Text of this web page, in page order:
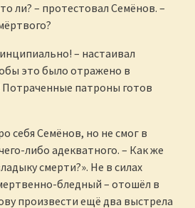
ли? – протестовал Семёнов. –
– настаивал
это было отражено в
Потраченные патроны готов
себя Семёнов, но не смог в
либо адекватного. – Как же
смерти?». Не в силах
бледный – отошёл в
произвести ещё два выстрела